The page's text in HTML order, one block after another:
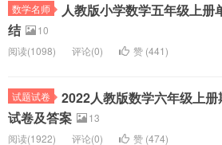
数学名师
人教版小学数学五年级上册
结
10
阅读(1098) 评论(0) 赞 (441)
试题试卷
2022人教版数学六年级上册
试卷及答案
13
阅读(1922) 评论(0) 赞 (474)